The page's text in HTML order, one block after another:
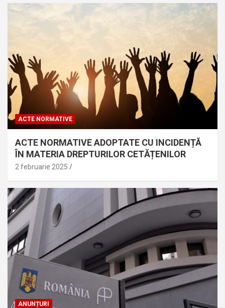
ACTE NORMATIVE
ACTE NORMATIVE ADOPTATE CU INCIDENȚĂ
ÎN MATERIA DREPTURILOR CETĂȚENILOR
2 februarie 2025
ANUNȚURI